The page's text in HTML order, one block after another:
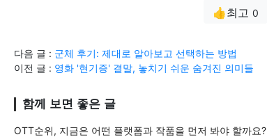
👍최고 0
다음 글 : 군체 후기: 제대로 알아보고 선택하는 방법
이전 글 : 영화 '현기증' 결말, 놓치기 쉬운 숨겨진 의미들
함께 보면 좋은 글
OTT순위, 지금은 어떤 플랫폼과 작품을 먼저 봐야 할까요?